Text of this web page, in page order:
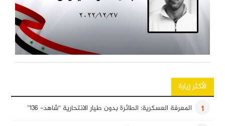
الأكثر زيارة
1
المعرفة العسكرية: الطائرة بدون طيار الانتحارية “شاهد- 136”